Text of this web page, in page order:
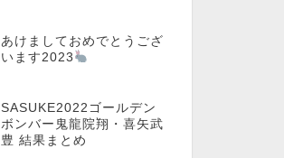
あけましておめでとうござ
います2023
SASUKE2022ゴールデン
ボンバー鬼龍院翔・喜矢武
豊 結果まとめ